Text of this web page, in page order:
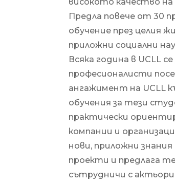
Предла повече от 30
обучение през целия
приложни социални
Всяка година в UCLL
професионалисти
ангажимент на UCLL
обучения за тези
практически
компании и
нови, приложни
проекти и предлага
сътрудничи с актьори